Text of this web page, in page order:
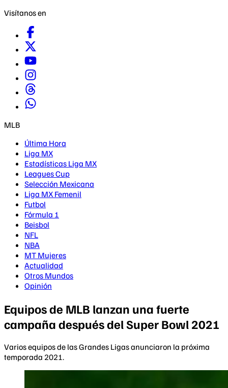
Visítanos en
MLB
Última Hora
Liga MX
Estadísticas Liga MX
Leagues Cup
Selección Mexicana
Liga MX Femenil
Futbol
Fórmula 1
Beisbol
NFL
NBA
MT Mujeres
Actualidad
Otros Mundos
Opinión
Equipos de MLB lanzan una fuerte
campaña después del Super Bowl 2021
Varios equipos de las Grandes Ligas anunciaron la próxima
temporada 2021.